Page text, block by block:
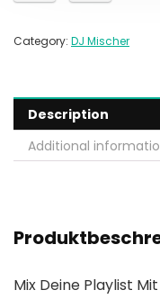
Category: DJ Mischer
Description
Additional
Mix Deine Playlist